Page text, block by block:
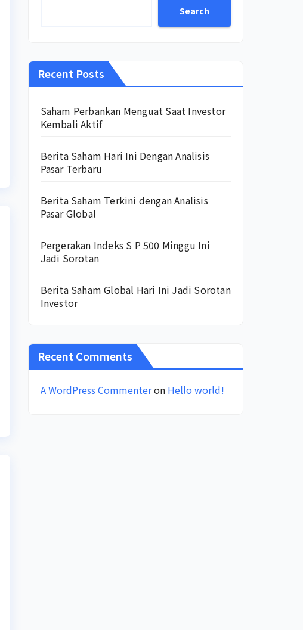
Search
Recent Posts
Saham Perbankan Menguat Saat Investor
Kembali Aktif
Berita Saham Hari Ini Dengan Analisis
Pasar Terbaru
Berita Saham Terkini dengan Analisis
Pasar Global
Pergerakan Indeks S P 500 Minggu Ini
Jadi Sorotan
Berita Saham Global Hari Ini Jadi Sorotan
Investor
Recent Comments
A WordPress Commenteron Hello world!